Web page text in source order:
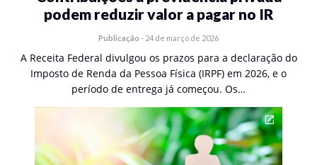
podem reduzir valor a pagar no IR
Publicação - 24 de março de 2026
A Receita Federal divulgou os prazos para a declaração do
Imposto de Renda da Pessoa Física (IRPF) em 2026, e o
período de entrega já começou. Os…